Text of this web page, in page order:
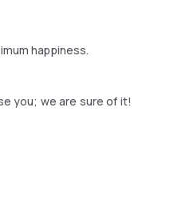
happiness.
you; we are sure of it!